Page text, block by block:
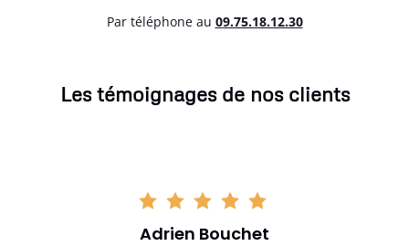
Par téléphone au 09.75.18.12.30
Les témoignages de nos clients
Adrien Bouchet